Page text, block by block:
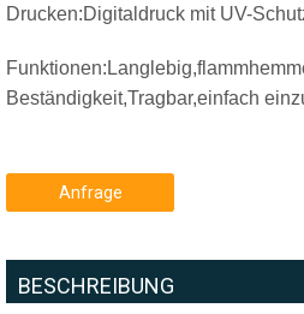
Drucken:Digitaldruck mit UV-
Beständigkeit,Tragbar,einfach
Anfrage
BESCHREIBUNG